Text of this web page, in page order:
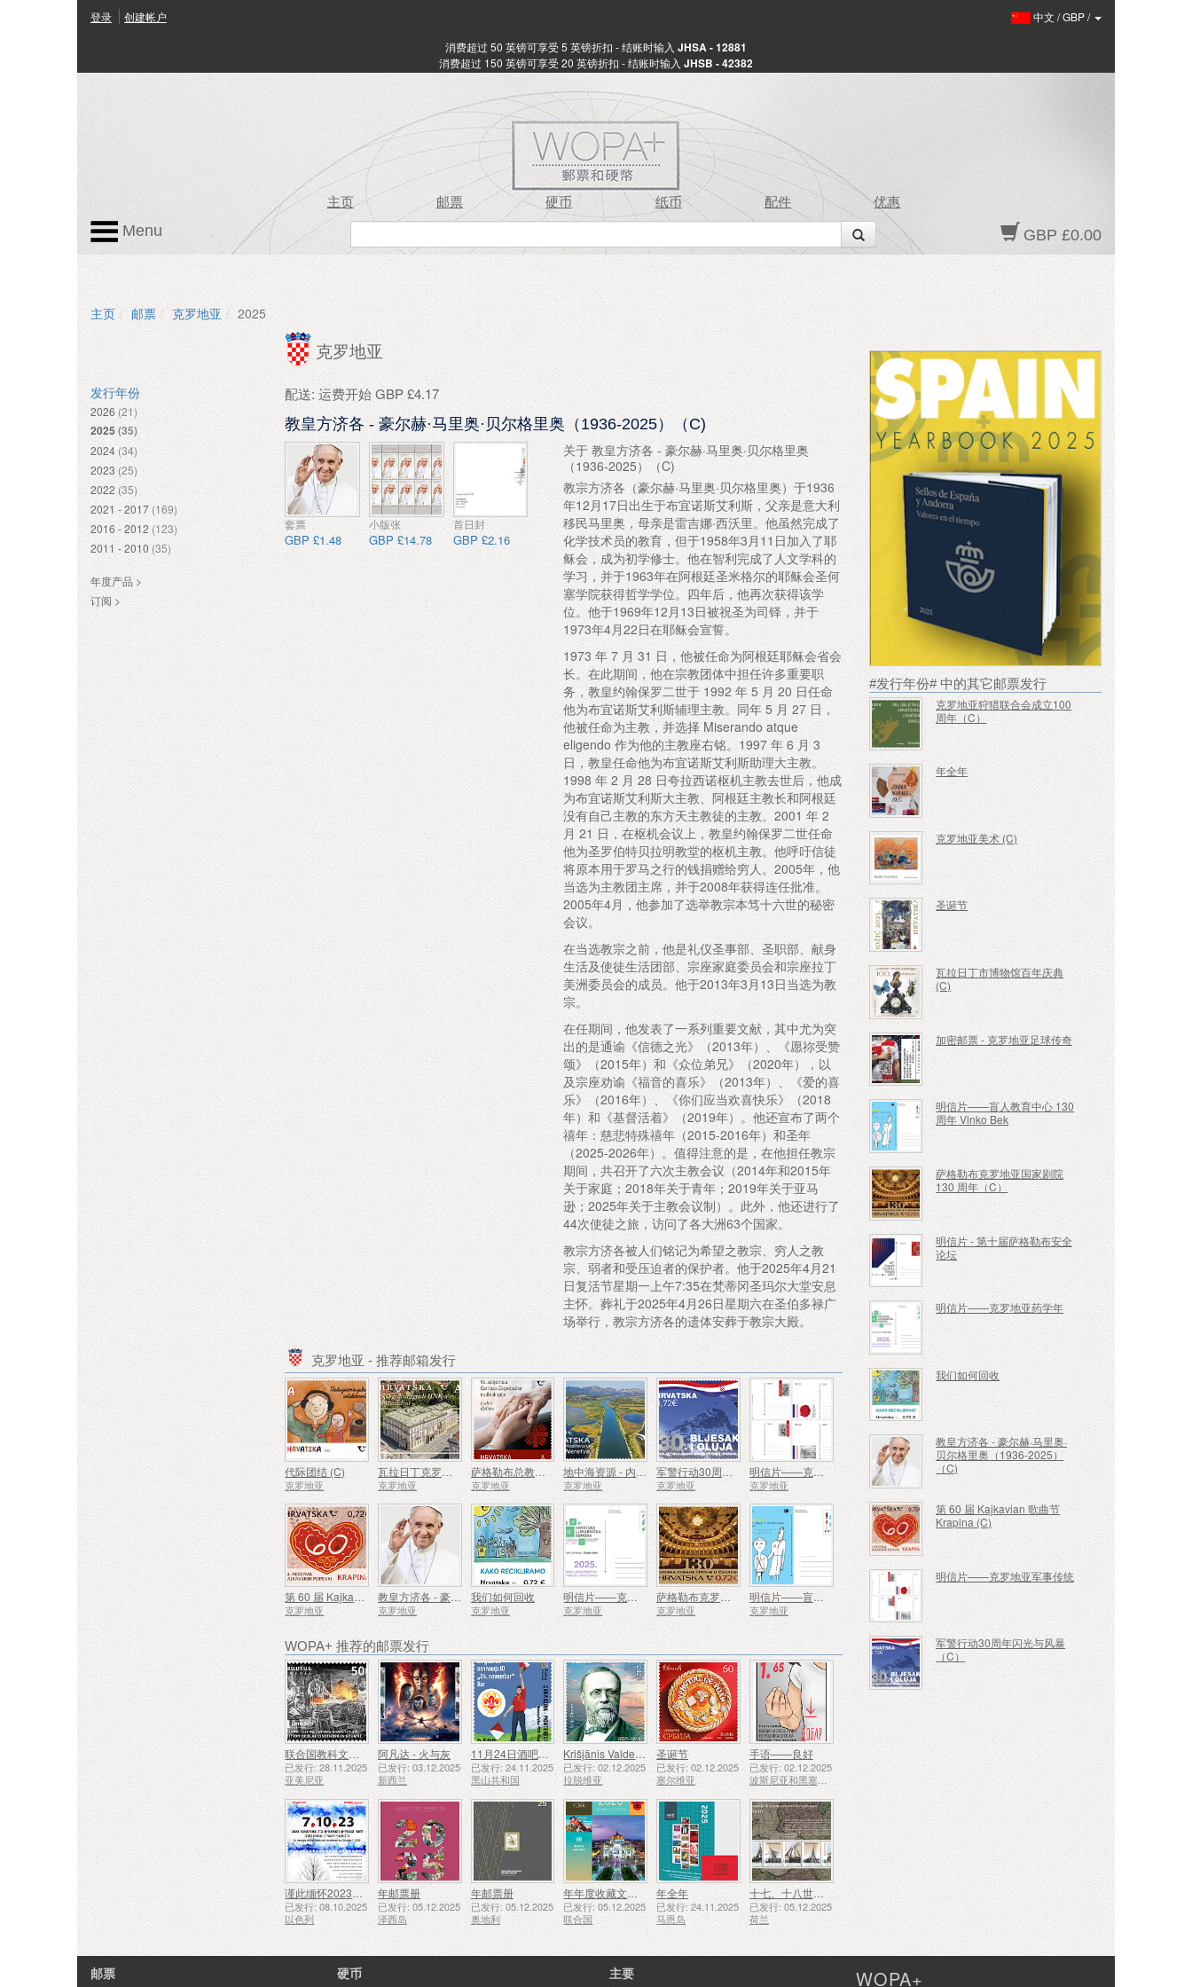
登录 创建帐户 中文 /GBP/
消费超过 50 英镑可享受 5 英镑折扣 - 结账时输入 JHSA - 12881
消费超过 150 英镑可享受 20 英镑折扣 - 结账时输入 JHSB - 42382
主页 邮票 硬币 纸币 配件 优惠
GBP £0.00
Menu
主页 邮票 克罗地亚 2025
发行年份
2026 (21)
2025 (35)
2024 (34)
2023 (25)
2022 (35)
2021 - 2017 (169)
2016 - 2012 (123)
2011 - 2010 (35)
年度产品 >
订阅 >
克罗地亚
配送: 运费开始 GBP £4.17
教皇方济各 - 豪尔赫·马里奥·贝尔格里奥（1936-2025）（C)
套票
GBP £1.48
小版张
GBP £14.78
首日封
GBP £2.16
关于 教皇方济各 - 豪尔赫·马里奥·贝尔格里奥
（1936-2025）（C)
教宗方济各（豪尔赫·马里奥·贝尔格里奥）于1936
年12月17日出生于布宜诺斯艾利斯，父亲是意大利
移民马里奥，母亲是雷吉娜·西沃里。他虽然完成了
化学技术员的教育，但于1958年3月11日加入了耶
稣会，成为初学修士。他在智利完成了人文学科的
学习，并于1963年在阿根廷圣米格尔的耶稣会圣何
塞学院获得哲学学位。四年后，他再次获得该学
位。他于1969年12月13日被祝圣为司铎，并于
1973年4月22日在耶稣会宣誓。
1973 年 7 月 31 日，他被任命为阿根廷耶稣会省会
长。在此期间，他在宗教团体中担任许多重要职
务，教皇约翰保罗二世于 1992 年 5 月 20 日任命
他为布宜诺斯艾利斯辅理主教。同年 5 月 27 日，
他被任命为主教，并选择 Miserando atque
eligendo 作为他的主教座右铭。1997 年 6 月 3
日，教皇任命他为布宜诺斯艾利斯助理大主教。
1998 年 2 月 28 日夸拉西诺枢机主教去世后，他成
为布宜诺斯艾利斯大主教、阿根廷主教长和阿根廷
没有自己主教的东方天主教徒的主教。2001 年 2
月 21 日，在枢机会议上，教皇约翰保罗二世任命
他为圣罗伯特贝拉明教堂的枢机主教。他呼吁信徒
将原本用于罗马之行的钱捐赠给穷人。2005年，他
当选为主教团主席，并于2008年获得连任批准。
2005年4月，他参加了选举教宗本笃十六世的秘密
会议。
在当选教宗之前，他是礼仪圣事部、圣职部、献身
生活及使徒生活团部、宗座家庭委员会和宗座拉丁
美洲委员会的成员。他于2013年3月13日当选为教
宗。
在任期间，他发表了一系列重要文献，其中尤为突
出的是通谕《信德之光》（2013年）、《愿祢受赞
颂》（2015年）和《众位弟兄》（2020年），以
及宗座劝谕《福音的喜乐》（2013年）、《爱的喜
乐》（2016年）、《你们应当欢喜快乐》（2018
年）和《基督活着》（2019年）。他还宣布了两个
禧年：慈悲特殊禧年（2015-2016年）和圣年
（2025-2026年）。值得注意的是，在他担任教宗
期间，共召开了六次主教会议（2014年和2015年
关于家庭；2018年关于青年；2019年关于亚马
逊；2025年关于主教会议制）。此外，他还进行了
44次使徒之旅，访问了各大洲63个国家。
教宗方济各被人们铭记为希望之教宗、穷人之教
宗、弱者和受压迫者的保护者。他于2025年4月21
日复活节星期一上午7:35在梵蒂冈圣玛尔大堂安息
主怀。葬礼于2025年4月26日星期六在圣伯多禄广
场举行，教宗方济各的遗体安葬于教宗大殿。
克罗地亚 - 推荐邮箱发行
代际团结 (C)
克罗地亚
瓦拉日丁克罗地亚国家剧院大楼 150 周年
克罗地亚
萨格勒布总教区明爱成立 90 周年 (C)
克罗地亚
地中海资源 - 内雷特瓦三角洲（C）
克罗地亚
军警行动30周年闪光与风暴（C）
克罗地亚
明信片——克罗地亚军事传统
克罗地亚
第 60 届 Kajkavian 歌曲节 Krapina (C)
克罗地亚
教皇方济各 - 豪尔赫·马里奥·贝尔格里奥（1936-2025）（C)
克罗地亚
我们如何回收
克罗地亚
明信片——克罗地亚药学年
克罗地亚
萨格勒布克罗地亚国家剧院 130 周年（C）
克罗地亚
明信片——盲人教育中心 130 周年 Vinko Bek
克罗地亚
WOPA+ 推荐的邮票发行
联合国教科文组织人类非物质文化遗产代表作名录——久姆里的铁匠技艺
已发行: 28.11.2025
亚美尼亚
阿凡达 - 火与灰
已发行: 03.12.2025
新西兰
11月24日酒吧侦察员成立50周年
已发行: 24.11.2025
黑山共和国
Krišjānis Valdemārs
已发行: 02.12.2025
拉脱维亚
圣诞节
已发行: 02.12.2025
塞尔维亚
手语——良好
已发行: 02.12.2025
波斯尼亚和黑塞哥维那 - 斯普斯卡共和国
谨此缅怀2023年10月7日遇难和被谋杀的人们
已发行: 08.10.2025
以色列
年邮票册
已发行: 05.12.2025
泽西岛
年邮票册
已发行: 05.12.2025
奥地利
年年度收藏文件夹（纽约）
已发行: 05.12.2025
联合国
年全年
已发行: 24.11.2025
马恩岛
十七、十八世纪的航运——泥炭运输
已发行: 05.12.2025
荷兰
#发行年份# 中的其它邮票发行
克罗地亚狩猎联合会成立100
周年（C）
年全年
克罗地亚美术 (C)
圣诞节
瓦拉日丁市博物馆百年庆典
(C)
加密邮票 - 克罗地亚足球传奇
明信片——盲人教育中心 130
周年 Vinko Bek
萨格勒布克罗地亚国家剧院
130 周年（C）
明信片 - 第十届萨格勒布安全
论坛
明信片——克罗地亚药学年
我们如何回收
教皇方济各 - 豪尔赫·马里奥·
贝尔格里奥（1936-2025）
（C)
第 60 届 Kajkavian 歌曲节
Krapina (C)
明信片——克罗地亚军事传统
军警行动30周年闪光与风暴
（C）
邮票
硬币
主要
WOPA+